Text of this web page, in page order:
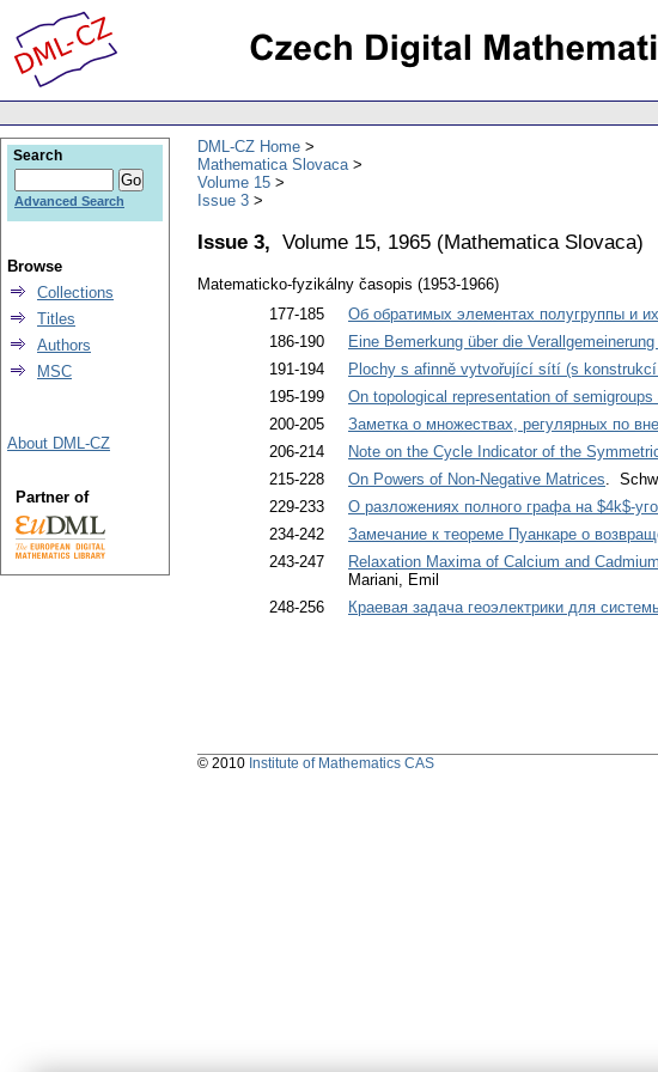
DML-CZ Home
Mathematica Slovaca
Volume 15
Issue 3
Issue 3, Volume 15, 1965 (Mathematica Slovaca)
Matematicko-fyzikálny časopis (1953-1966)
177-185
Об обратимых элементах полугруппы и
186-190
Eine Bemerkung über die
191-194
Plochy s afinně vytvořující sítí (s
195-199
On topological representation of
200-205
Заметка о множествах, регулярных по
206-214
Note on the Cycle Indicator of the
215-228
On Powers of Non-Negative Matrices.
229-233
О разложениях полного графа на $4k$-
234-242
Замечание к теореме Пуанкаре о
243-247
Relaxation Maxima of Calcium and
Mariani, Emil
248-256
Краевая задача геоэлектрики для
Search
Advanced Search
Browse
Collections
Titles
Authors
MSC
About DML-CZ
Partner of
© 2010 Institute of Mathematics CAS